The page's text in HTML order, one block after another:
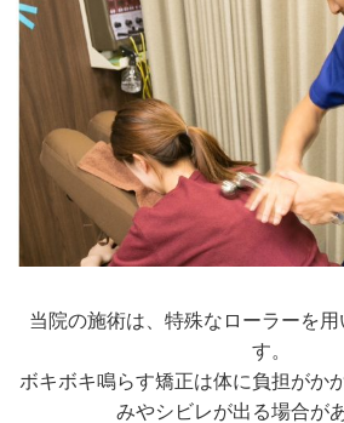
当院の施術は、特殊なローラーを
す。
ボキボキ鳴らす矯正は体に負担がか
みやシビレが出る場合が